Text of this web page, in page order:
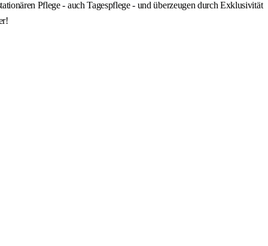
Pflege - auch Tagespflege - und überzeugen durch Exklusivität